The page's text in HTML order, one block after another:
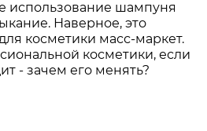
использование шампуня
Наверное, это
косметики масс-маркет.
косметики, если
- зачем его менять?